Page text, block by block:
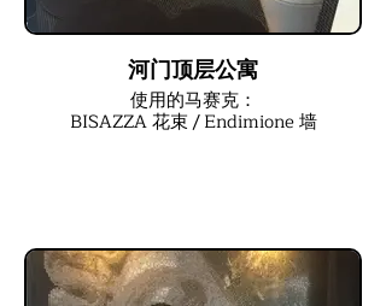
河门顶层公寓
使用的马赛克：
BISAZZA 花束 / Endimione 墙